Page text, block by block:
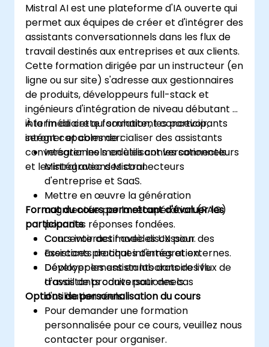
Mistral AI est une plateforme d'IA ouverte qui
permet aux équipes de créer et d'intégrer des
assistants conversationnels dans les flux de
travail destinés aux entreprises et aux clients.
Cette formation dirigée par un instructeur (en
ligne ou sur site) s'adresse aux gestionnaires
de produits, développeurs full-stack et
ingénieurs d'intégration de niveau débutant à
intermédiaire qui souhaitent concevoir,
intégrer et commercialiser des assistants
conversationnels en utilisant les connecteurs
et les intégrations Mistral.
À la fin de cette formation, les participants
seront capables de :
Intégrer les modèles conversationnels
Mistral avec des connecteurs
d'entreprise et SaaS.
Mettre en œuvre la génération
augmentée par la récupération (RAG)
pour des réponses fondées.
Concevoir des modèles UX pour des
assistants de chat internes et externes.
Déployer les assistants dans des flux de
travail de produits pour des cas
d'utilisation réels.
Format du cours permettant d'évaluer les
participants
Cours interactif avec discussion.
Exercices pratiques d'intégration.
Développement en laboratoire live
d'assistants conversationnels.
Options de personnalisation du cours
Pour demander une formation
personnalisée pour ce cours, veuillez nous
contacter pour organiser.